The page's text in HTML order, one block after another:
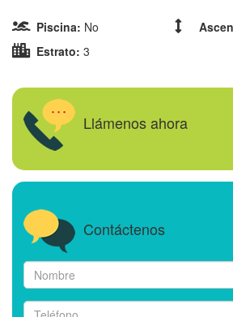
Piscina: No
Estrato: 3
Llámenos ahora
Contáctenos
Nombre